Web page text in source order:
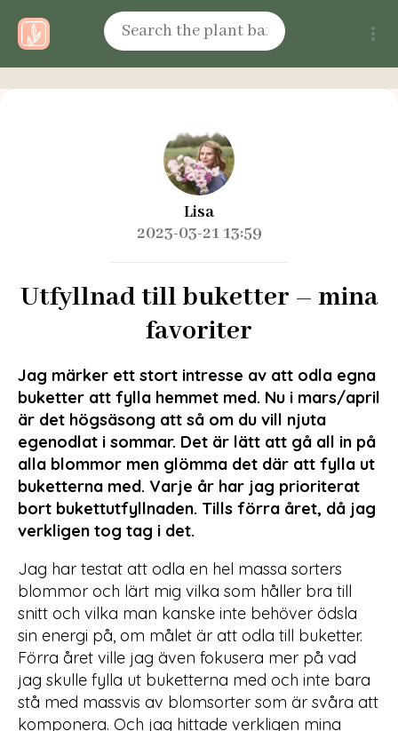
Lisa
2023-03-21 13:59
Utfyllnad till buketter – mina
favoriter
Jag märker ett stort intresse av att odla egna
buketter att fylla hemmet med. Nu i mars/april
är det högsäsong att så om du vill njuta
egenodlat i sommar. Det är lätt att gå all in på
alla blommor men glömma det där att fylla ut
buketterna med. Varje år har jag prioriterat
bort bukettutfyllnaden. Tills förra året, då jag
verkligen tog tag i det.
Jag har testat att odla en hel massa sorters
blommor och lärt mig vilka som håller bra till
snitt och vilka man kanske inte behöver ödsla
sin energi på, om målet är att odla till buketter.
Förra året ville jag även fokusera mer på vad
jag skulle fylla ut buketterna med och inte bara
stå med massvis av blomsorter som är svåra att
komponera. Och jag hittade verkligen mina